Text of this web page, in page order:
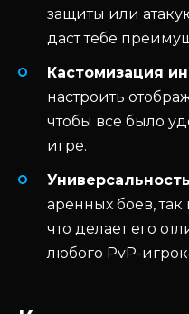
защиты или
даст тебе
Кастомизация
настроить
чтобы все было
игре.
аренных боев,
что делает его
любого PvP-